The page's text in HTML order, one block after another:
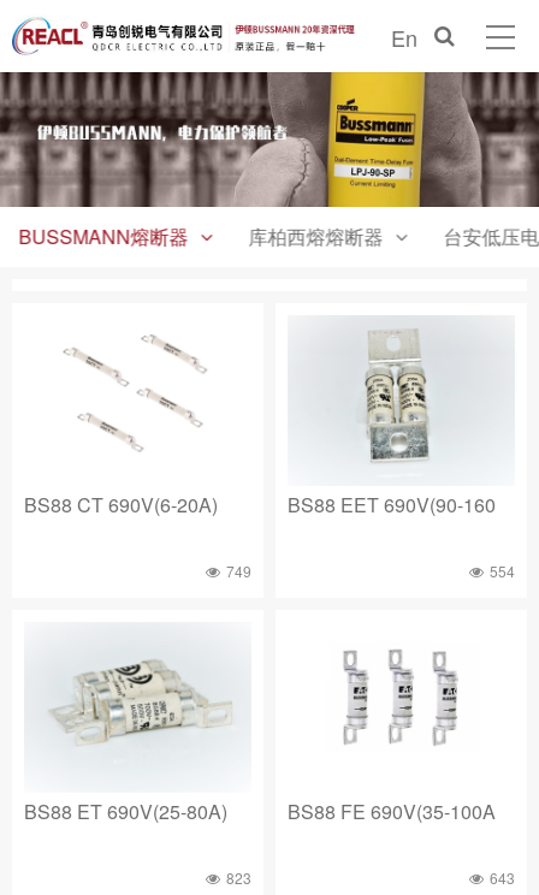
En
BUSSMANN熔断器 库柏西熔熔断器 台安低压
BS88 CT 690V(6-20A)
749
BS88 EET 690V(90-160
554
BS88 ET 690V(25-80A)
823
BS88 FE 690V(35-100A
643